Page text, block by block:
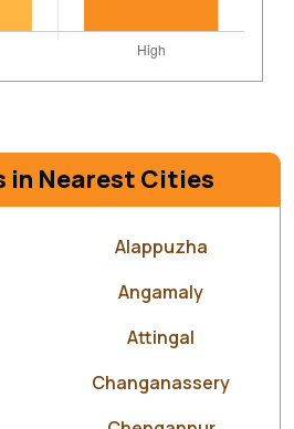
in Nearest Cities
Alappuzha
Angamaly
Attingal
Changanassery